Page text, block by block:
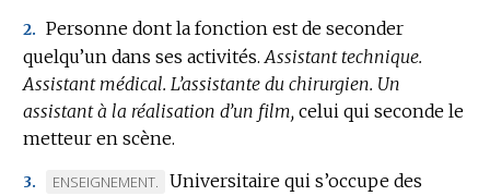
2. Personne dont la fonction est de seconder
quelqu’un dans ses activités. Assistant technique.
Assistant médical. L’assistante du chirurgien. Un
assistant à la réalisation d’un film, celui qui seconde le
metteur en scène.
3.
MARQUE
ENSEIGNEMENT.
Universitaire qui s’occupe des